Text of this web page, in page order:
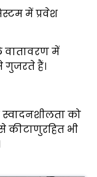
में प्रवेश
वातावरण में
हैं।
को
कीटाणुरहित भी